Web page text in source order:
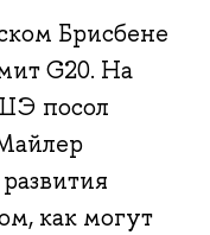
Брисбене
G20. На
посол
как могут